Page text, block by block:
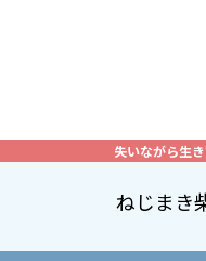
失いながら生
ねじまき